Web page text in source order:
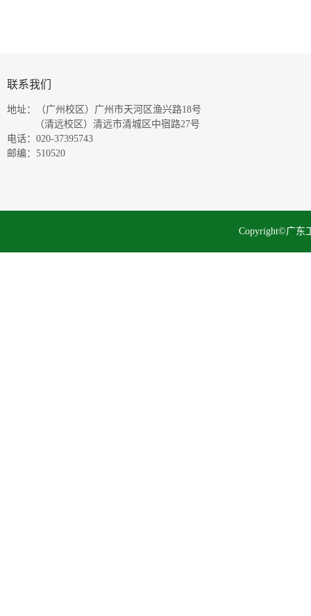
联系我们
地址：（广州校区）广州市天河区渔兴路18号
（清远校区）清远市清城区中宿路27号
电话：020-37395743
邮编：510520
Copyright©广东